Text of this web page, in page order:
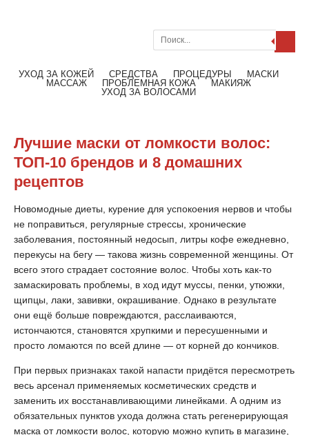
УХОД ЗА КОЖЕЙ СРЕДСТВА ПРОЦЕДУРЫ
МАСКИ
МАССАЖ
ПРОБЛЕМНАЯ КОЖА
МАКИЯЖ
УХОД ЗА ВОЛОСАМИ
Лучшие маски от ломкости волос:
ТОП-10 брендов и 8 домашних
рецептов
Новомодные диеты, курение для успокоения нервов и чтобы
не поправиться, регулярные стрессы, хронические
заболевания, постоянный недосып, литры кофе ежедневно,
перекусы на бегу — такова жизнь современной женщины. От
всего этого страдает состояние волос. Чтобы хоть как-то
замаскировать проблемы, в ход идут муссы, пенки, утюжки,
щипцы, лаки, завивки, окрашивание. Однако в результате
они ещё больше повреждаются, расслаиваются,
истончаются, становятся хрупкими и пересушенными и
просто ломаются по всей длине — от корней до кончиков.
При первых признаках такой напасти придётся пересмотреть
весь арсенал применяемых косметических средств и
заменить их восстанавливающими линейками. А одним из
обязательных пунктов ухода должна стать регенерирующая
маска от ломкости волос, которую можно купить в магазине,